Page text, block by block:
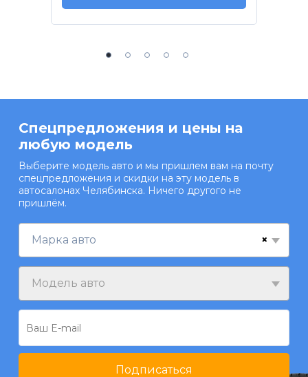
Спецпредложения и цены на
любую модель
Выберите модель авто и мы пришлем вам на почту
спецпредложения и скидки на эту модель в
автосалонах Челябинска. Ничего другого не
пришлём.
×
Марка авто
Модель авто
Подписаться